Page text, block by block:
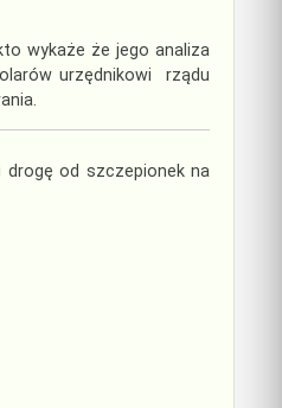
wykaże że jego analiza
urzędnikowi rządu
drogę od szczepionek na